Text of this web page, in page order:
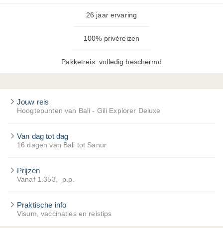
26 jaar ervaring
100% privéreizen
Pakketreis: volledig beschermd
Jouw reis
Hoogtepunten van Bali - Gili Explorer Deluxe
Van dag tot dag
16 dagen van Bali tot Sanur
Prijzen
Vanaf 1.353,- p.p.
Praktische info
Visum, vaccinaties en reistips